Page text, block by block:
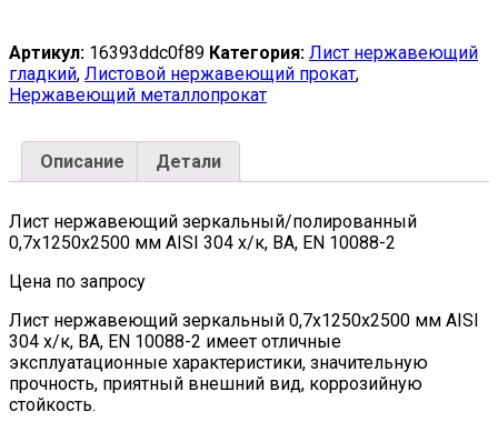
AISI
304
х/
к,
EN
10088-
quantity
Артикул: 16393ddc0f89 Категория: Лист нержавеющий
гладкий, Листовой нержавеющий прокат,
Нержавеющий металлопрокат
Описание Детали
Лист нержавеющий зеркальный/полированный
0,7х1250х2500 мм AISI 304 х/к, BA, EN 10088-2
Цена по запросу
Лист нержавеющий зеркальный 0,7х1250х2500 мм AISI
304 х/к, BA, EN 10088-2 имеет отличные
эксплуатационные характеристики, значительную
прочность, приятный внешний вид, коррозийную
стойкость.